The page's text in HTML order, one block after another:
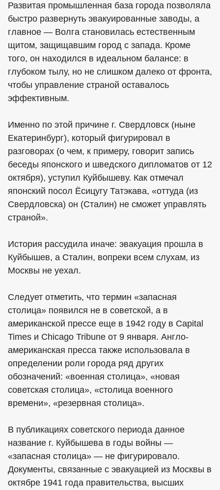
Развитая промышленная база города позволяла
быстро развернуть эвакуированные заводы, а
главное — Волга становилась естественным
щитом, защищавшим город с запада. Кроме
того, он находился в идеальном балансе: в
глубоком тылу, но не слишком далеко от фронта,
чтобы управление страной оставалось
эффективным.
Именно по этой причине г. Свердловск (ныне
Екатеринбург), который фигурировал в
разговорах (о чем, к примеру, говорит запись
беседы японского и шведского дипломатов от 12
октября), уступил Куйбышеву. Как отмечал
японский посол Ёсицугу Татэкава, «оттуда (из
Свердловска) он (Сталин) не сможет управлять
страной».
История рассудила иначе: эвакуация прошла в
Куйбышев, а Сталин, вопреки всем слухам, из
Москвы не уехал.
Следует отметить, что термин «запасная
столица» появился не в советской, а в
американской прессе еще в 1942 году в Capital
Times и Chicago Tribune от 9 января. Англо-
американская пресса также использовала в
определении роли города ряд других
обозначений: «военная столица», «новая
советская столица», «столица военного
времени», «резервная столица».
В публикациях советского периода данное
название г. Куйбышева в годы войны —
«запасная столица» — не фигурировало.
Документы, связанные с эвакуацией из Москвы в
октябре 1941 года правительства, высших